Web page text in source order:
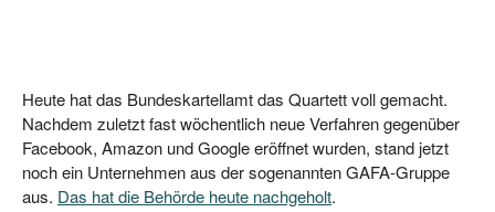
Heu­te hat das Bun­des­kar­tell­amt das Quar­tett voll gemacht.
Nach­dem zuletzt fast wöchent­lich neue Ver­fah­ren gegen­über
Face­book, Ama­zon und Goog­le eröff­net wur­den, stand jetzt
noch ein Unter­neh­men aus der soge­nann­ten GAFA-Grup­pe
aus. Das hat die Behör­de heu­te nach­ge­holt.